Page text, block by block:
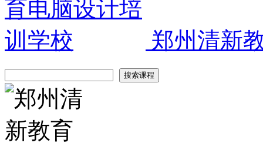
郑州清新